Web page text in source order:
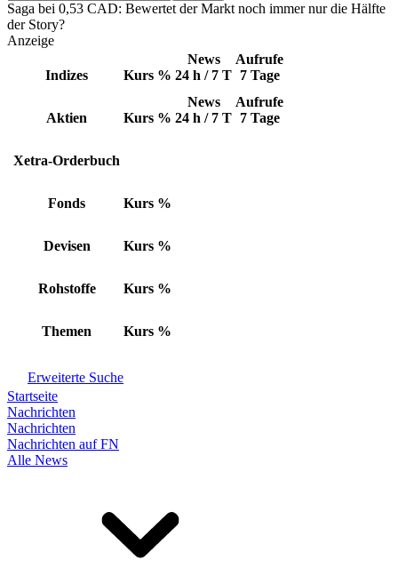
Saga bei 0,53 CAD: Bewertet der Markt noch immer nur die Hälfte
der Story?
Anzeige
Indizes Kurs %
News
24 h / 7 T
Aufrufe
7 Tage
Aktien Kurs %
News
24 h / 7 T
Aufrufe
7 Tage
Xetra-Orderbuch
Fonds Kurs %
Devisen Kurs %
Rohstoffe Kurs %
Themen Kurs %
Erweiterte Suche
Startseite
Nachrichten
Nachrichten
Nachrichten auf FN
Alle News